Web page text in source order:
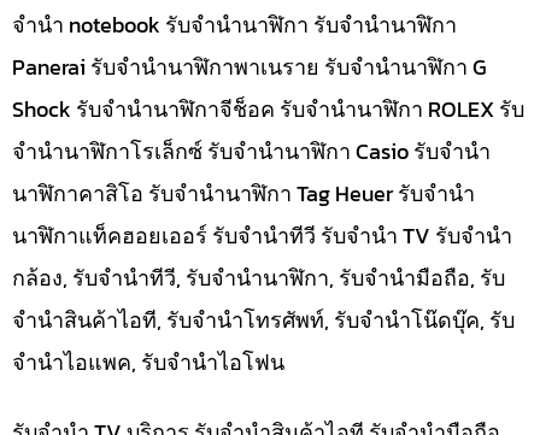
จำนำ notebook รับจำนำนาฬิกา รับจำนำนาฬิกา
Panerai รับจำนำนาฬิกาพาเนราย รับจำนำนาฬิกา G
Shock รับจำนำนาฬิกาจีช็อค รับจำนำนาฬิกา ROLEX รับ
จำนำนาฬิกาโรเล็กซ์ รับจำนำนาฬิกา Casio รับจำนำ
นาฬิกาคาสิโอ รับจำนำนาฬิกา Tag Heuer รับจำนำ
นาฬิกาแท็คฮอยเออร์ รับจำนำทีวี รับจำนำ TV รับจำนำ
กล้อง, รับจำนำทีวี, รับจำนำนาฬิกา, รับจำนำมือถือ, รับ
จำนำสินค้าไอที, รับจำนำโทรศัพท์, รับจำนำโน๊ดบุ๊ค, รับ
จำนำไอแพค, รับจำนำไอโฟน